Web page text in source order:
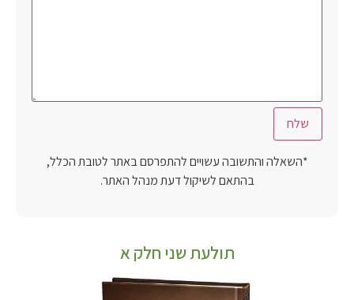
*השאלה והתשובה עשויים להתפרסם באתר לטובת הכלל,
בהתאם לשיקול דעת מנהל האתר.
תולעת שני חלק א